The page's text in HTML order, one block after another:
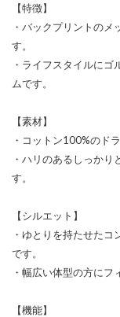
【特徴】
・バックプリントの
す。
・ライフスタイルに
ムです。
【素材】
・コットン100%のド
・ハリのあるしっかり
す。
【シルエット】
・ゆとりを持たせた
です。
・幅広い体型の方にフ
【機能】